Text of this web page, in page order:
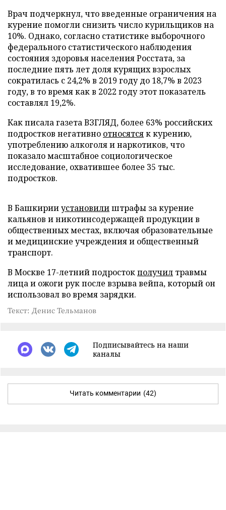
Врач подчеркнул, что введенные ограничения на
курение помогли снизить число курильщиков на
10%. Однако, согласно статистике выборочного
федерального статистического наблюдения
состояния здоровья населения Росстата, за
последние пять лет доля курящих взрослых
сократилась с 24,2% в 2019 году до 18,7% в 2023
году, в то время как в 2022 году этот показатель
составлял 19,2%.
Как писала газета ВЗГЛЯД, более 63% российских
подростков негативно относятсяк курению,
употреблению алкоголя и наркотиков, что
показало масштабное социологическое
исследование, охватившее более 35 тыс.
подростков.
В Башкирииустановилиштрафы за курение
кальянов и никотинсодержащей продукции в
общественных местах, включая образовательные
и медицинские учреждения и общественный
транспорт.
В Москве 17-летний подростокполучил травмы
лица и ожоги рук после взрыва вейпа, который он
использовал во время зарядки.
Текст: Денис Тельманов
Подписывайтесь на наши
каналы
Читать комментарии (42)